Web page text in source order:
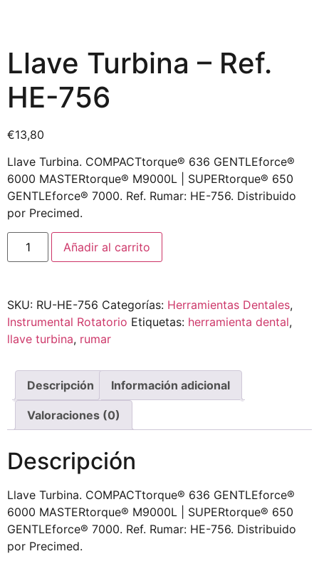
Llave Turbina – Ref.
HE-756
€13,80
Llave Turbina. COMPACTtorque® 636 GENTLEforce®
6000 MASTERtorque® M9000L | SUPERtorque® 650
GENTLEforce® 7000. Ref. Rumar: HE-756. Distribuido
por Precimed.
Añadir al carrito
SKU: RU-HE-756 Categorías: Herramientas Dentales,
Instrumental Rotatorio Etiquetas: herramienta dental,
llave turbina, rumar
Descripción Información adicional
Valoraciones (0)
Descripción
Llave Turbina. COMPACTtorque® 636 GENTLEforce®
6000 MASTERtorque® M9000L | SUPERtorque® 650
GENTLEforce® 7000. Ref. Rumar: HE-756. Distribuido
por Precimed.